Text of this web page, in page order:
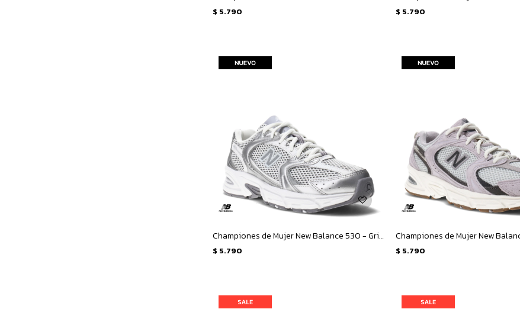
$ 5.790 $ 5.790
Championes de Mujer New Balance 530 - Gris Metalizado
$ 5.790
Championes de Mujer New
$ 5.790